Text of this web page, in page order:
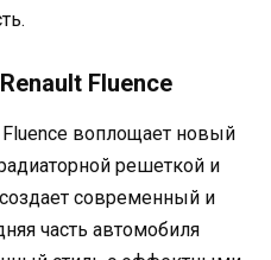
Fluence
Fluence воплощает новый
решеткой и
современный и
часть автомобиля